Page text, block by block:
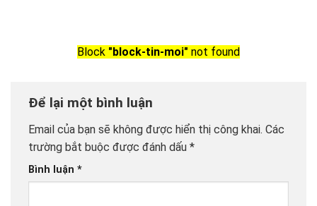
Block "block-tin-moi" not found
Để lại một bình luận
Email của bạn sẽ không được hiển thị công khai. Các
trường bắt buộc được đánh dấu *
Bình luận *